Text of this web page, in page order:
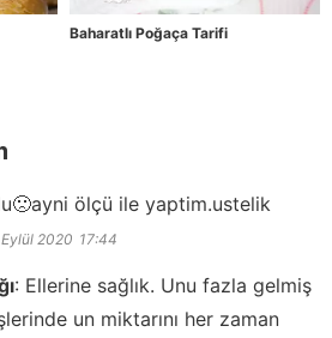
Baharatlı Poğaça Tarifi
ölçü ile yaptim.ustelik
2020 17:44
: Ellerine sağlık. Unu fazla gelmiş
un miktarını her zaman